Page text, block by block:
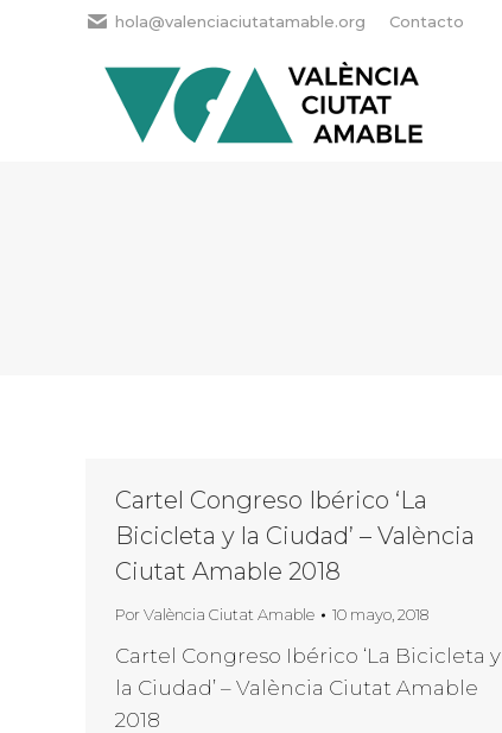
hola@valenciaciutatamable.org Contacto
Cartel Congreso Ibérico ‘La
Bicicleta y la Ciudad’ – València
Ciutat Amable 2018
PorValència Ciutat Amable 10 mayo, 2018
Cartel Congreso Ibérico ‘La Bicicleta y
la Ciudad’ – València Ciutat Amable
2018